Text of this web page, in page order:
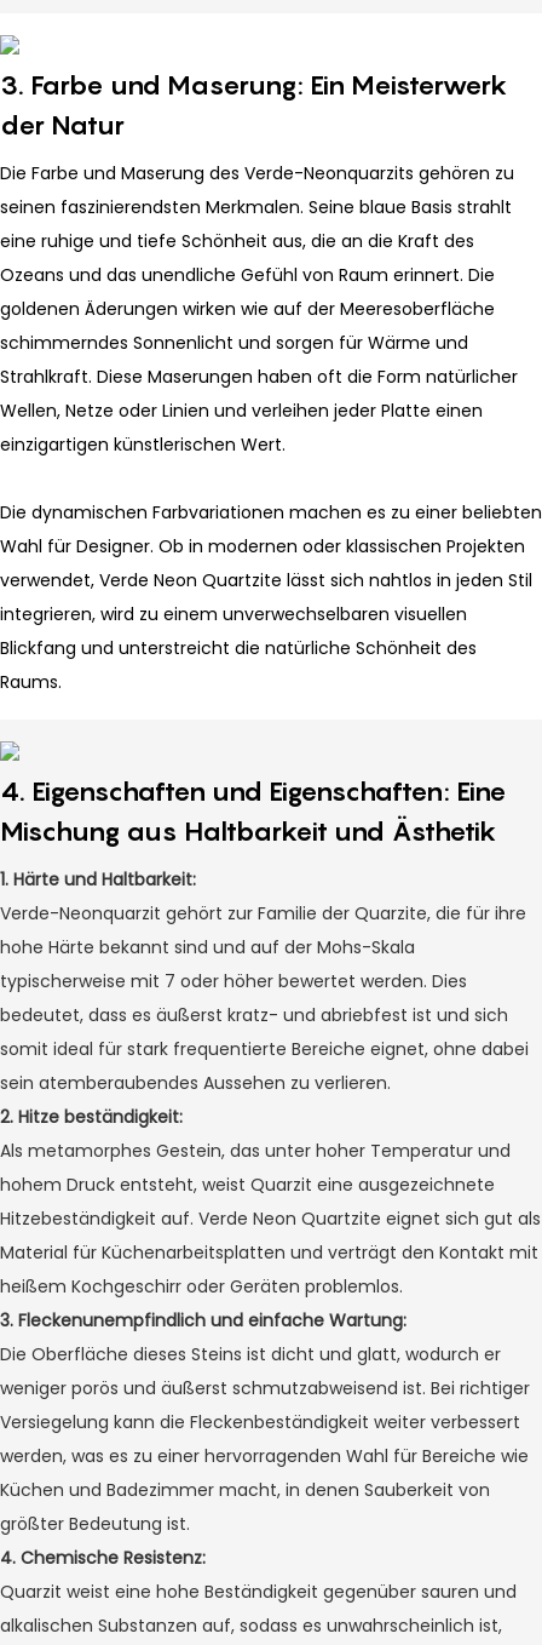
3. Farbe und Maserung: Ein Meisterwerk
der Natur
Die Farbe und Maserung des Verde-Neonquarzits gehören zu
seinen faszinierendsten Merkmalen. Seine blaue Basis strahlt
eine ruhige und tiefe Schönheit aus, die an die Kraft des
Ozeans und das unendliche Gefühl von Raum erinnert. Die
goldenen Äderungen wirken wie auf der Meeresoberfläche
schimmerndes Sonnenlicht und sorgen für Wärme und
Strahlkraft. Diese Maserungen haben oft die Form natürlicher
Wellen, Netze oder Linien und verleihen jeder Platte einen
einzigartigen künstlerischen Wert.
Die dynamischen Farbvariationen machen es zu einer beliebten
Wahl für Designer. Ob in modernen oder klassischen Projekten
verwendet, Verde Neon Quartzite lässt sich nahtlos in jeden Stil
integrieren, wird zu einem unverwechselbaren visuellen
Blickfang und unterstreicht die natürliche Schönheit des
Raums.
4. Eigenschaften und Eigenschaften: Eine
Mischung aus Haltbarkeit und Ästhetik
1. Härte und Haltbarkeit:
Verde-Neonquarzit gehört zur Familie der Quarzite, die für ihre
hohe Härte bekannt sind und auf der Mohs-Skala
typischerweise mit 7 oder höher bewertet werden. Dies
bedeutet, dass es äußerst kratz- und abriebfest ist und sich
somit ideal für stark frequentierte Bereiche eignet, ohne dabei
sein atemberaubendes Aussehen zu verlieren.
2. Hitze beständigkeit:
Als metamorphes Gestein, das unter hoher Temperatur und
hohem Druck entsteht, weist Quarzit eine ausgezeichnete
Hitzebeständigkeit auf. Verde Neon Quartzite eignet sich gut als
Material für Küchenarbeitsplatten und verträgt den Kontakt mit
heißem Kochgeschirr oder Geräten problemlos.
3. Fleckenunempfindlich und einfache Wartung:
Die Oberfläche dieses Steins ist dicht und glatt, wodurch er
weniger porös und äußerst schmutzabweisend ist. Bei richtiger
Versiegelung kann die Fleckenbeständigkeit weiter verbessert
werden, was es zu einer hervorragenden Wahl für Bereiche wie
Küchen und Badezimmer macht, in denen Sauberkeit von
größter Bedeutung ist.
4. Chemische Resistenz:
Quarzit weist eine hohe Beständigkeit gegenüber sauren und
alkalischen Substanzen auf, sodass es unwahrscheinlich ist,